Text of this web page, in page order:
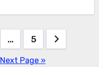
… 5
Next Page »